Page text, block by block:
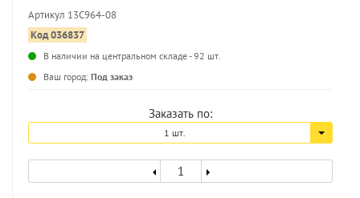
Артикул 13С964-08
Код 036837
В наличии на центральном складе - 92 шт.
Ваш город: Под заказ
Заказать по:
1 шт.